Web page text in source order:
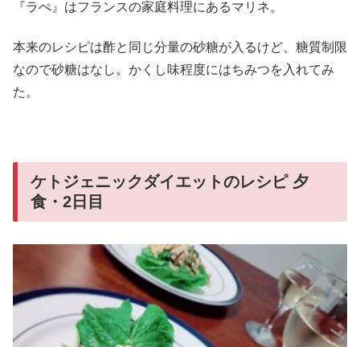
『ラぺ』はフランスの家庭料理にあるマリネ。
本来のレシピは酢と同じ分量の砂糖が入るけど、糖質制限
なので砂糖はなし。かくし味程度にはちみつを入れてみ
た。
ケトジェニックダイエットのレシピ 夕
食・2日目